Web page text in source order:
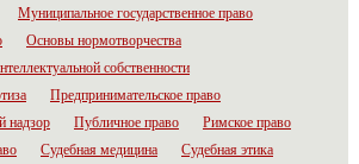
Муниципальное государственное право
Основы нормотворчества
собственности
Предпринимательское право
надзор Публичное право
Римское право
Судебная медицина
Судебная этика